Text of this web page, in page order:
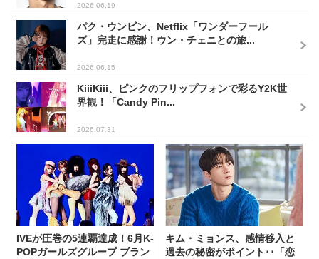
2026.06.19
パク・ウンビン、Netflix「ワンダーフール
ズ」完走に感謝！ウン・チェニとの旅...
2026.06.15
KiiiKiii、ピンクのフリップフォンで彩るY2K世
界観！「Candy Pin...
2026.07.31
IVEが圧巻の5連覇達成！6月K-
POPガールズグループ ブラン
キム・ミョンス、感情移入と
過去の秘密がポイント･･「恋